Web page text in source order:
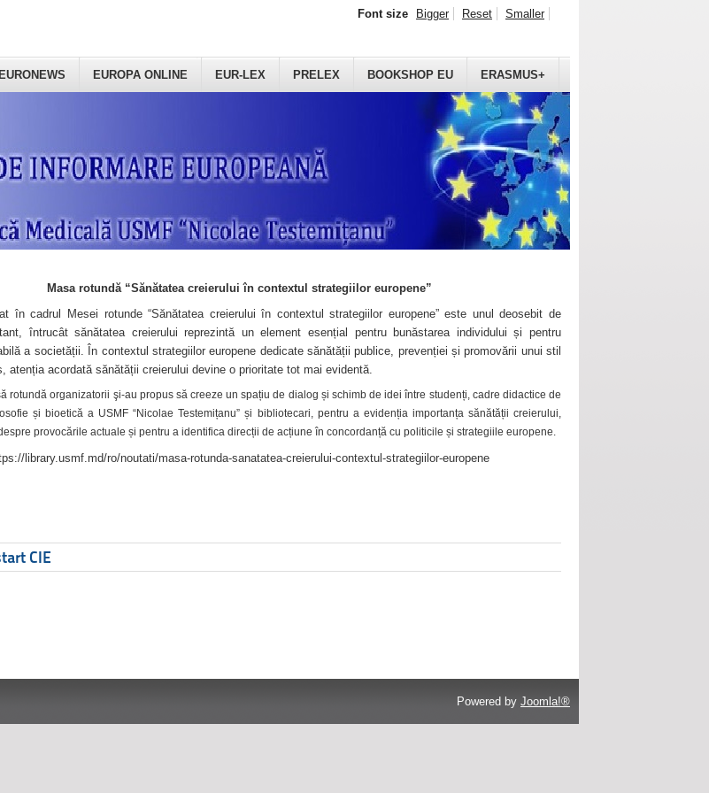
EURONEWS EUROPA ONLINE EUR-LEX PRELEX BOOKSHOP EU ERASMUS+
Font size Bigger Reset Smaller
Masa rotundă “Sănătatea creierului în contextul strategiilor europene”
în cadrul Mesei rotunde “Sănătatea creierului în contextul strategiilor europene” este unul deosebit de
întrucât sănătatea creierului reprezintă un element esențial pentru bunăstarea individului și pentru
a societății. În contextul strategiilor europene dedicate sănătății publice, prevenției și promovării unui stil
atenția acordată sănătății creierului devine o prioritate tot mai evidentă.
rotundă organizatorii şi-au propus să creeze un spațiu de dialog și schimb de idei între studenți, cadre didactice de
și bioetică a USMF “Nicolae Testemițanu” și bibliotecari, pentru a evidenția importanța sănătății creierului,
provocările actuale și pentru a identifica direcții de acțiune în concordanță cu politicile și strategiile europene.
library.usmf.md/ro/noutati/masa-rotunda-sanatatea-creierului-contextul-strategiilor-europene
CIE
Powered by Joomla!®